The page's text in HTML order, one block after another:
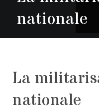
nationale
La
nationale